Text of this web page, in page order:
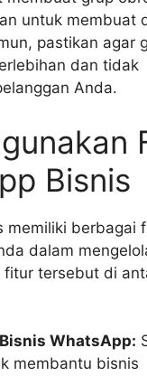
untuk membuat
pastikan agar
dan tidak
Anda.
Bisnis
memiliki berbagai
dalam
fitur tersebut di
WhatsApp:
membantu bisnis